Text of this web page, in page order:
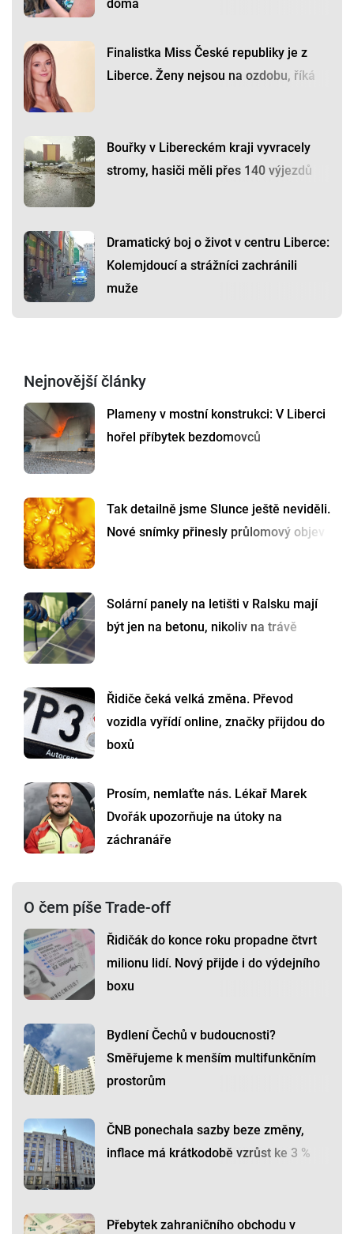
doma
Finalistka Miss České republiky je z
Liberce. Ženy nejsou na ozdobu, říká
Bouřky v Libereckém kraji vyvracely
stromy, hasiči měli přes 140 výjezdů
Dramatický boj o život v centru Liberce:
Kolemjdoucí a strážníci zachránili
muže
Nejnovější články
Plameny v mostní konstrukci: V Liberci
hořel příbytek bezdomovců
Tak detailně jsme Slunce ještě neviděli.
Nové snímky přinesly průlomový objev
Solární panely na letišti v Ralsku mají
být jen na betonu, nikoliv na trávě
Řidiče čeká velká změna. Převod
vozidla vyřídí online, značky přijdou do
boxů
Prosím, nemlaťte nás. Lékař Marek
Dvořák upozorňuje na útoky na
záchranáře
O čem píše Trade-off
Řidičák do konce roku propadne čtvrt
milionu lidí. Nový přijde i do výdejního
boxu
Bydlení Čechů v budoucnosti?
Směřujeme k menším multifunkčním
prostorům
ČNB ponechala sazby beze změny,
inflace má krátkodobě vzrůst ke 3 %
Přebytek zahraničního obchodu v